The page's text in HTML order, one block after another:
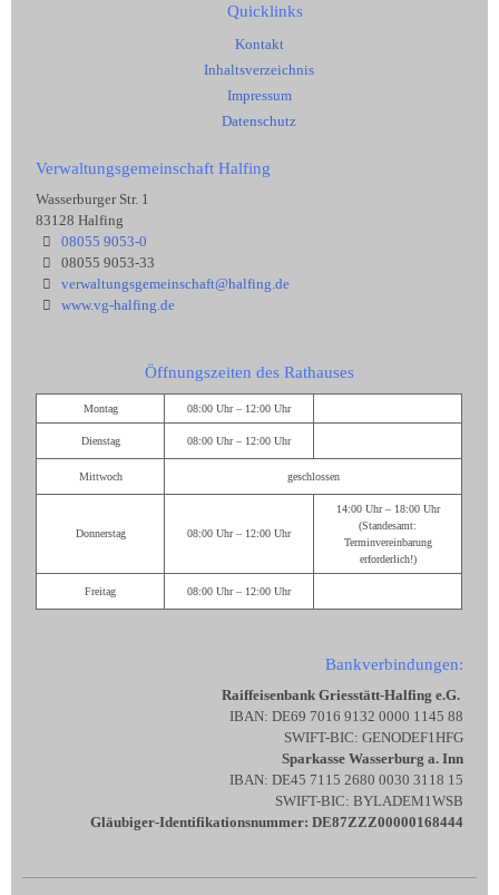
Quicklinks
Kontakt
Inhaltsverzeichnis
Impressum
Datenschutz
Verwaltungsgemeinschaft Halfing
Wasserburger Str. 1
83128 Halfing
08055 9053-0
08055 9053-33
verwaltungsgemeinschaft@halfing.de
www.vg-halfing.de
Öffnungszeiten des Rathauses
Montag 08:00 Uhr – 12:00 Uhr
Dienstag 08:00 Uhr – 12:00 Uhr
Mittwoch geschlossen
Donnerstag 08:00 Uhr – 12:00 Uhr
14:00 Uhr – 18:00 Uhr
(Standesamt:
Terminvereinbarung
erforderlich!)
Freitag 08:00 Uhr – 12:00 Uhr
Bankverbindungen:
Raiffeisenbank Griesstätt-Halfing e.G.
IBAN: DE69 7016 9132 0000 1145 88
SWIFT-BIC: GENODEF1HFG
Sparkasse Wasserburg a. Inn
IBAN: DE45 7115 2680 0030 3118 15
SWIFT-BIC: BYLADEM1WSB
Gläubiger-Identifikationsnummer: DE87ZZZ00000168444